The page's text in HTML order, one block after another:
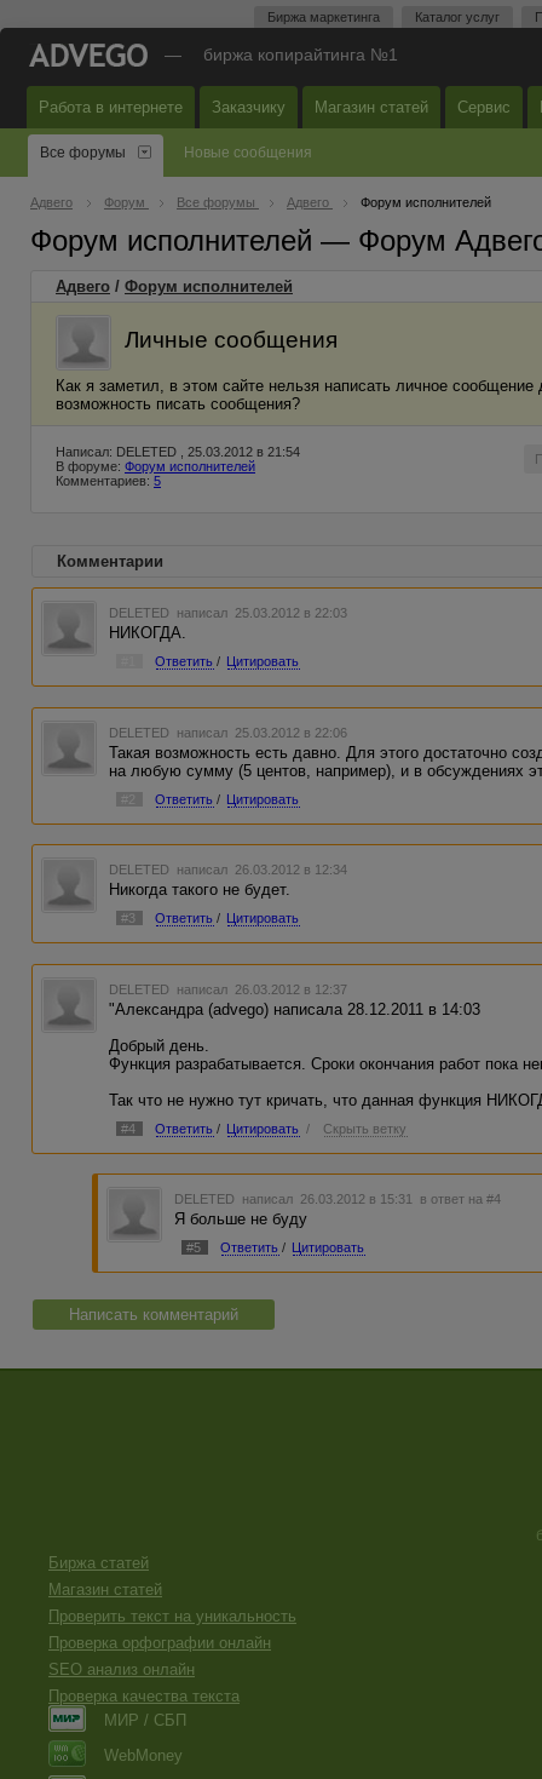
Биржа маркетинга Каталог услуг
— биржа копирайтинга №1
Работа в интернете Заказчику Магазин статей Сервис
Все форумы Новые сообщения
Адвего Форум Все форумы Адвего Форум исполнителей
Форум исполнителей — Форум
Адвего / Форум исполнителей
Личные сообщения
Как я заметил, в этом сайте нельзя написать личное
возможность писать сообщения?
Написал: DELETED , 25.03.2012 в 21:54
В форуме: Форум исполнителей
Комментариев: 5
Комментарии
DELETED написал 25.03.2012 в 22:03
НИКОГДА.
Ответить / Цитировать
DELETED написал 25.03.2012 в 22:06
Такая возможность есть давно. Для этого достаточно
на любую сумму (5 центов, например), и в обсуждениях
#2 Ответить / Цитировать
DELETED написал 26.03.2012 в 12:34
Никогда такого не будет.
#3 Ответить / Цитировать
DELETED написал 26.03.2012 в 12:37
"Александра (advego) написала 28.12.2011 в 14:03
Добрый день.
Функция разрабатывается. Сроки окончания работ пока
Так что не нужно тут кричать, что данная функция
#4 Ответить / Цитировать / Скрыть ветку
DELETED написал 26.03.2012 в 15:31 в ответ на #4
Я больше не буду
#5 Ответить / Цитировать
Написать комментарий
Биржа статей
Магазин статей
Проверить текст на уникальность
Проверка орфографии онлайн
SEO анализ онлайн
Проверка качества текста
МИР / СБП
WebMoney